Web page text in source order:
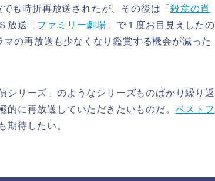
も時折再放送されたが、その後は「殺意の肖
放送「 ファミリー劇場 」で１度お目見えしたの
の再放送も少なくなり鑑賞する機会が減った
シリーズ」のようなシリーズものばかり繰り返
的に再放送していただきたいものだ。 ベストフ
期待したい。